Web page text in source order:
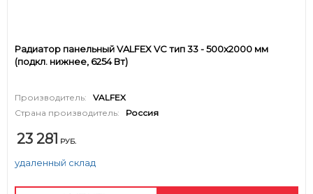
Радиатор панельный VALFEX VC тип 33 - 500x2000 мм
(подкл. нижнее, 6254 Вт)
Производитель:
VALFEX
Страна производитель:
Россия
23 281 РУБ.
удаленный склад